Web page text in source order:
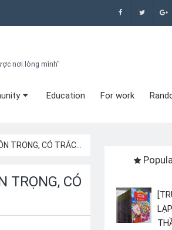
nơi lòng mình"
Education For work
NHIỆM VÀ YÊU THƯƠNG
TRỌNG, CÓ
gì?